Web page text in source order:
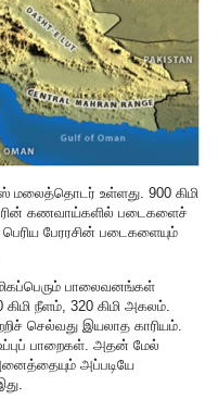
மலைத்தொடர் உள்ளது. 900 கிமி
கணவாய்களில் படைகளைச்
பேரரசின் படைகளையும்
பாலைவனங்கள்
நீளம், 320 கிமி அகலம்.
செல்வது இயலாத காரியம்.
உப்புப் பாறைகள். அதன் மேல்
அப்படியே